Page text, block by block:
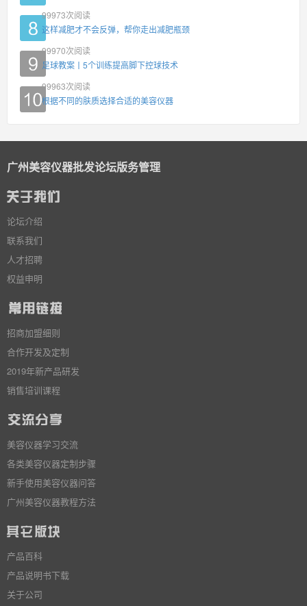
99973次阅读
这样减肥才不会反弹，帮你走出减肥瓶颈
99970次阅读
足球教案丨5个训练提高脚下控球技术
99963次阅读
根据不同的肤质选择合适的美容仪器
广州美容仪器批发论坛版务管理
论坛介绍
联系我们
人才招聘
权益申明
招商加盟细则
合作开发及定制
2019年新产品研发
销售培训课程
美容仪器学习交流
各类美容仪器定制步骤
新手使用美容仪器问答
广州美容仪器教程方法
产品百科
产品说明书下载
关于公司